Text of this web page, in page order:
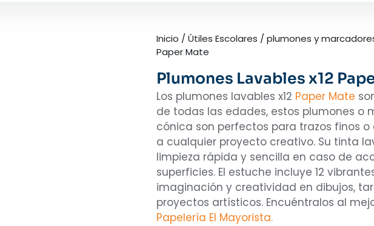
Inicio / Útiles Escolares / plumones y
Paper Mate
Plumones Lavables x12
Los plumones lavables x12 Paper Mate
de todas las edades, estos plumones o
cónica son perfectos para trazos finos
a cualquier proyecto creativo. Su tinta
limpieza rápida y sencilla en caso de
superficies. El estuche incluye 12
imaginación y creatividad en dibujos,
proyectos artísticos. Encuéntralos al
Papelería El Mayorista.